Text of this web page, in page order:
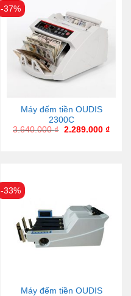
-37%
Máy đếm tiền OUDIS
2300C
3.640.000₫ 2.289.000 ₫
-33%
Máy đếm tiền OUDIS